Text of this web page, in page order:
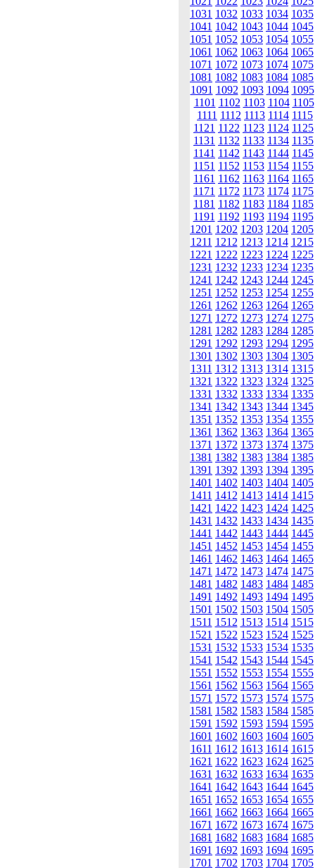
1031 1032 1033 1034 1035
1041 1042 1043 1044 1045
1051 1052 1053 1054 1055
1061 1062 1063 1064 1065
1071 1072 1073 1074 1075
1081 1082 1083 1084 1085
1091 1092 1093 1094 1095
1101 1102 1103 1104 1105
1111 1112 1113 1114 1115
1121 1122 1123 1124 1125
1131 1132 1133 1134 1135
1141 1142 1143 1144 1145
1151 1152 1153 1154 1155
1161 1162 1163 1164 1165
1171 1172 1173 1174 1175
1181 1182 1183 1184 1185
1191 1192 1193 1194 1195
1201 1202 1203 1204 1205
1211 1212 1213 1214 1215
1221 1222 1223 1224 1225
1231 1232 1233 1234 1235
1241 1242 1243 1244 1245
1251 1252 1253 1254 1255
1261 1262 1263 1264 1265
1271 1272 1273 1274 1275
1281 1282 1283 1284 1285
1291 1292 1293 1294 1295
1301 1302 1303 1304 1305
1311 1312 1313 1314 1315
1321 1322 1323 1324 1325
1331 1332 1333 1334 1335
1341 1342 1343 1344 1345
1351 1352 1353 1354 1355
1361 1362 1363 1364 1365
1371 1372 1373 1374 1375
1381 1382 1383 1384 1385
1391 1392 1393 1394 1395
1401 1402 1403 1404 1405
1411 1412 1413 1414 1415
1421 1422 1423 1424 1425
1431 1432 1433 1434 1435
1441 1442 1443 1444 1445
1451 1452 1453 1454 1455
1461 1462 1463 1464 1465
1471 1472 1473 1474 1475
1481 1482 1483 1484 1485
1491 1492 1493 1494 1495
1501 1502 1503 1504 1505
1511 1512 1513 1514 1515
1521 1522 1523 1524 1525
1531 1532 1533 1534 1535
1541 1542 1543 1544 1545
1551 1552 1553 1554 1555
1561 1562 1563 1564 1565
1571 1572 1573 1574 1575
1581 1582 1583 1584 1585
1591 1592 1593 1594 1595
1601 1602 1603 1604 1605
1611 1612 1613 1614 1615
1621 1622 1623 1624 1625
1631 1632 1633 1634 1635
1641 1642 1643 1644 1645
1651 1652 1653 1654 1655
1661 1662 1663 1664 1665
1671 1672 1673 1674 1675
1681 1682 1683 1684 1685
1691 1692 1693 1694 1695
1701 1702 1703 1704 1705